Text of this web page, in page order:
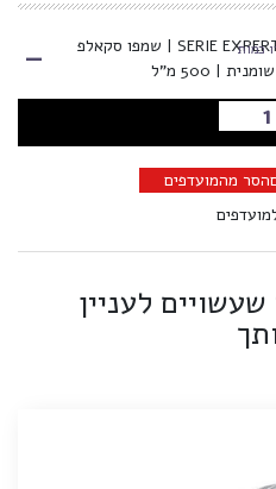
כמות של LOREAL לוריאל SERIE EXPERT | שמפו סקאלפ
| 500 מ"ל
כמות -
לסל
הסר מהמועדפים
לעניין